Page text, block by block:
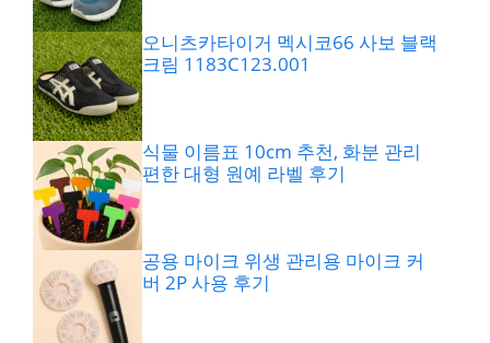
오니츠카타이거 멕시코66 사보 블랙
크림 1183C123.001
식물 이름표 10cm 추천, 화분 관리
편한 대형 원예 라벨 후기
공용 마이크 위생 관리용 마이크 커
버 2P 사용 후기